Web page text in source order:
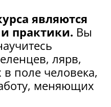
являются
практики. Вы
лярв,
поле человека,
меняющих